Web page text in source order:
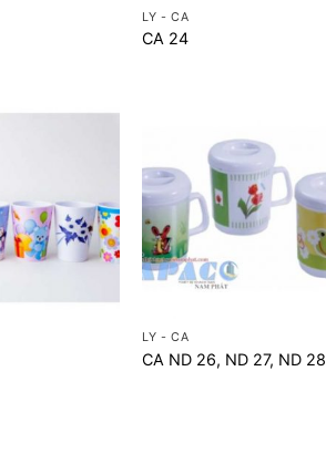
LY - CA
CA 24
LY - CA
CA ND 26, ND 27, ND 28